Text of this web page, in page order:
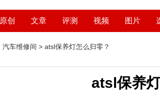
原创 文章 评测 视频 图片
汽车维修间 > atsl保养灯怎么归零？
atsl保养